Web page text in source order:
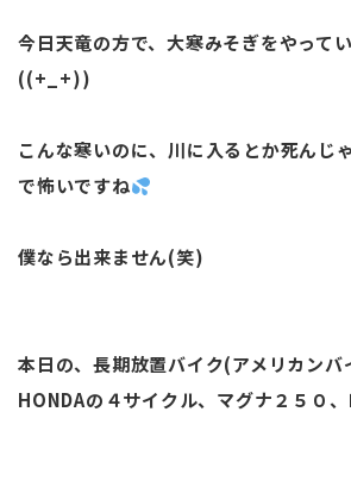
今日天竜の方で、大寒みそぎをやって
((+_+))
こんな寒いのに、川に入るとか死んじ
で怖いですね
僕なら出来ません(笑)
本日の、長期放置バイク(アメリカンバ
HONDAの４サイクル、マグナ２５０